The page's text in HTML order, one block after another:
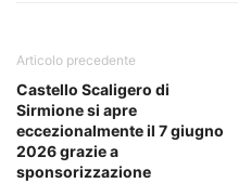
Articolo precedente
Castello Scaligero di
Sirmione si apre
eccezionalmente il 7 giugno
2026 grazie a
sponsorizzazione